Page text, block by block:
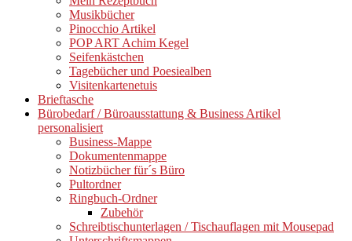
Musikbücher
Pinocchio Artikel
POP ART Achim Kegel
Seifenkästchen
Tagebücher und Poesiealben
Visitenkartenetuis
Brieftasche
Bürobedarf / Büroausstattung & Business Artikel
personalisiert
Business-Mappe
Dokumentenmappe
Notizbücher für´s Büro
Pultordner
Ringbuch-Ordner
Zubehör
Schreibtischunterlagen / Tischauflagen mit Mousepad